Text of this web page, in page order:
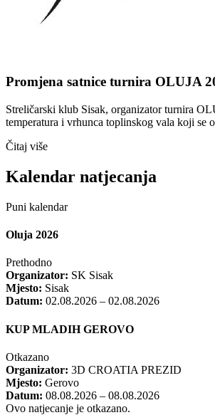
Promjena satnice turnira OLUJA
Streličarski klub Sisak, organizator turnira
temperatura i vrhunca toplinskog vala koji se
Čitaj više
Kalendar natjecanja
Puni kalendar
Oluja 2026
Prethodno
Organizator: SK Sisak
Mjesto: Sisak
Datum: 02.08.2026 – 02.08.2026
KUP MLADIH GEROVO
Otkazano
Organizator: 3D CROATIA PREZID
Mjesto: Gerovo
Datum: 08.08.2026 – 08.08.2026
Ovo natjecanje je otkazano.